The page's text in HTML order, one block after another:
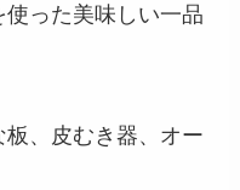
った美味しい一品
、皮むき器、オー